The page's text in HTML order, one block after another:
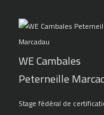
WE Cambales
Peterneille
Stage fédéral de